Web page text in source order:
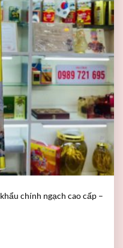
chính ngạch cao cấp –